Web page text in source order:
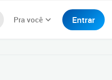
Pra você Entrar